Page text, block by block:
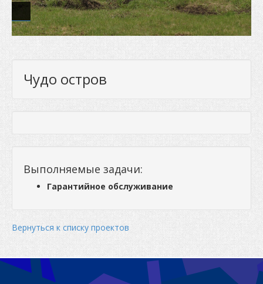
Чудо остров
Выполняемые задачи:
Гарантийное обслуживание
Вернуться к списку проектов